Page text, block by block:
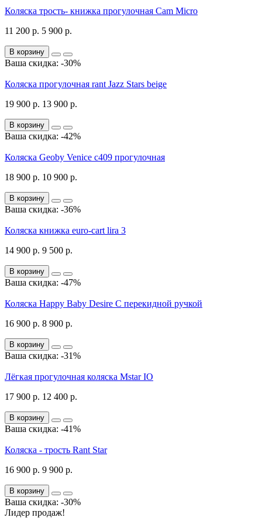
Коляска трость- книжка прогулочная Cam Micro
11 200 р. 5 900 р.
В корзину
Ваша скидка: -30%
Коляска прогулочная rant Jazz Stars beige
19 900 р. 13 900 р.
В корзину
Ваша скидка: -42%
Коляска Geoby Venice c409 прогулочная
18 900 р. 10 900 р.
В корзину
Ваша скидка: -36%
Коляска книжка euro-cart lira 3
14 900 р. 9 500 р.
В корзину
Ваша скидка: -47%
Коляска Happy Baby Desire С перекидной ручкой
16 900 р. 8 900 р.
В корзину
Ваша скидка: -31%
Лёгкая прогулочная коляска Mstar IO
17 900 р. 12 400 р.
В корзину
Ваша скидка: -41%
Коляска - трость Rant Star
16 900 р. 9 900 р.
В корзину
Ваша скидка: -30%
Лидер продаж!